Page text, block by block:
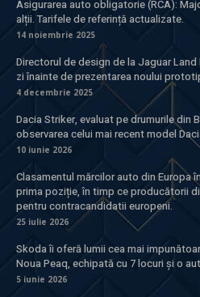
Asigurarea auto obligatorie (RCA):
alții. Tarifele de referință actualizate.
14 noiembrie 2025
Directorul de design de la Jaguar
zi înainte de prezentarea noului
4 decembrie 2025
Dacia Striker, evaluat pe drumurile din
observarea celui mai recent model
10 iunie 2026
Clasamentul mărcilor auto din Europa
prima poziție, în timp ce producătorii
pentru contracandidatii europeni.
25 iulie 2026
Skoda îi oferă lumii cea mai
Noua Peaq, echipată cu 7 locuri și o
5 iunie 2026